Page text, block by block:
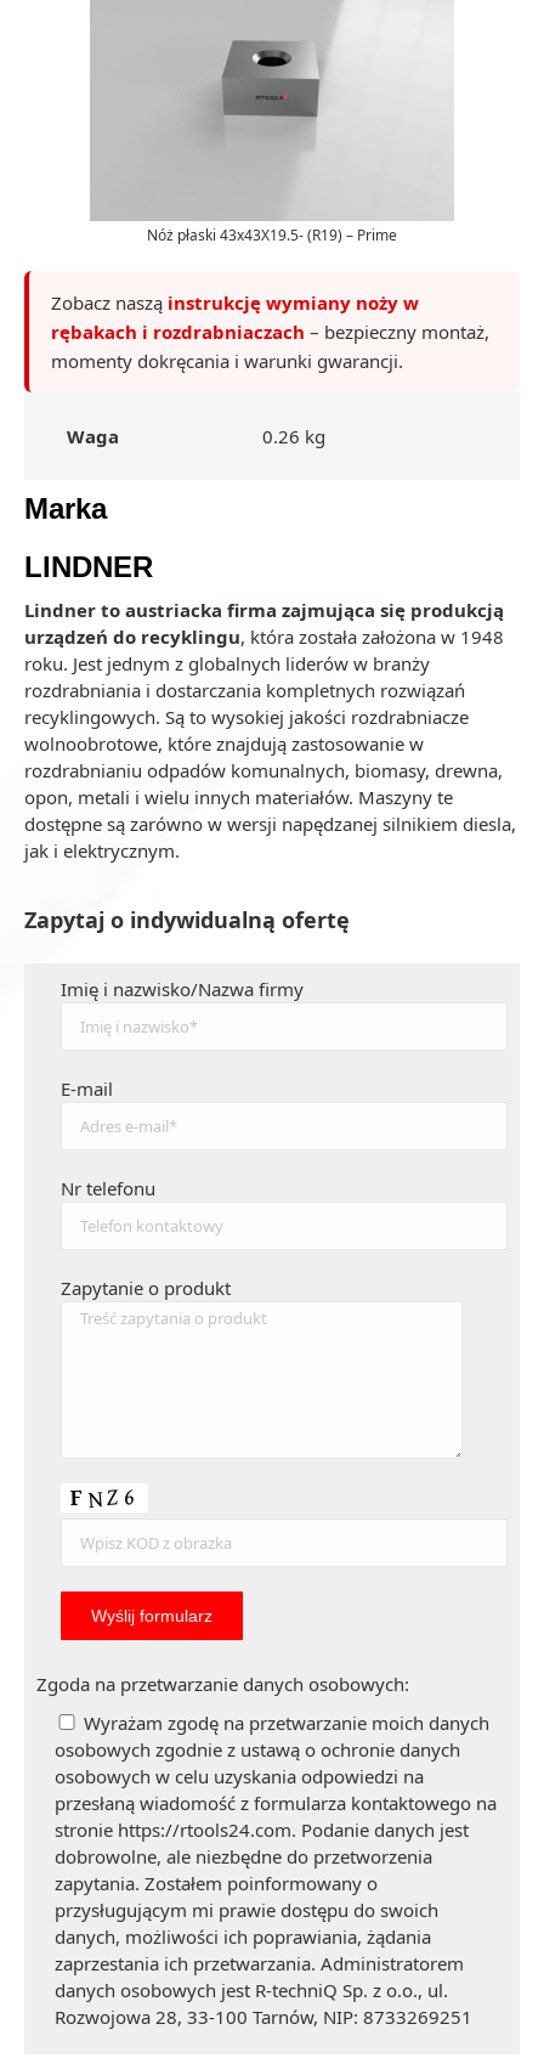
Nóż płaski 43x43X19.5- (R19) – Prime
Zobacz naszą instrukcję wymiany noży w
rębakach i rozdrabniaczach – bezpieczny montaż,
momenty dokręcania i warunki gwarancji.
Waga 0.26 kg
Marka
LINDNER
Lindner to austriacka firma zajmująca się produkcją
urządzeń do recyklingu, która została założona w 1948
roku. Jest jednym z globalnych liderów w branży
rozdrabniania i dostarczania kompletnych rozwiązań
recyklingowych. Są to wysokiej jakości rozdrabniacze
wolnoobrotowe, które znajdują zastosowanie w
rozdrabnianiu odpadów komunalnych, biomasy, drewna,
opon, metali i wielu innych materiałów. Maszyny te
dostępne są zarówno w wersji napędzanej silnikiem diesla,
jak i elektrycznym.
Zapytaj o indywidualną ofertę
Imię i nazwisko/Nazwa firmy
E-mail
Nr telefonu
Zapytanie o produkt
Zgoda na przetwarzanie danych osobowych:
Wyrażam zgodę na przetwarzanie moich danych
osobowych zgodnie z ustawą o ochronie danych
osobowych w celu uzyskania odpowiedzi na
przesłaną wiadomość z formularza kontaktowego na
stronie https://rtools24.com. Podanie danych jest
dobrowolne, ale niezbędne do przetworzenia
zapytania. Zostałem poinformowany o
przysługującym mi prawie dostępu do swoich
danych, możliwości ich poprawiania, żądania
zaprzestania ich przetwarzania. Administratorem
danych osobowych jest R-techniQ Sp. z o.o., ul.
Rozwojowa 28, 33-100 Tarnów, NIP: 8733269251